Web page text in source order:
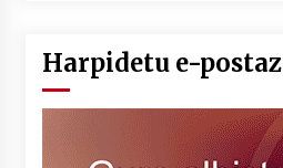
Harpidetu e-postaz